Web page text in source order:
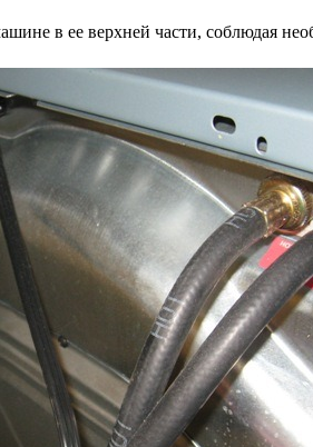
в ее верхней части, соблюдая